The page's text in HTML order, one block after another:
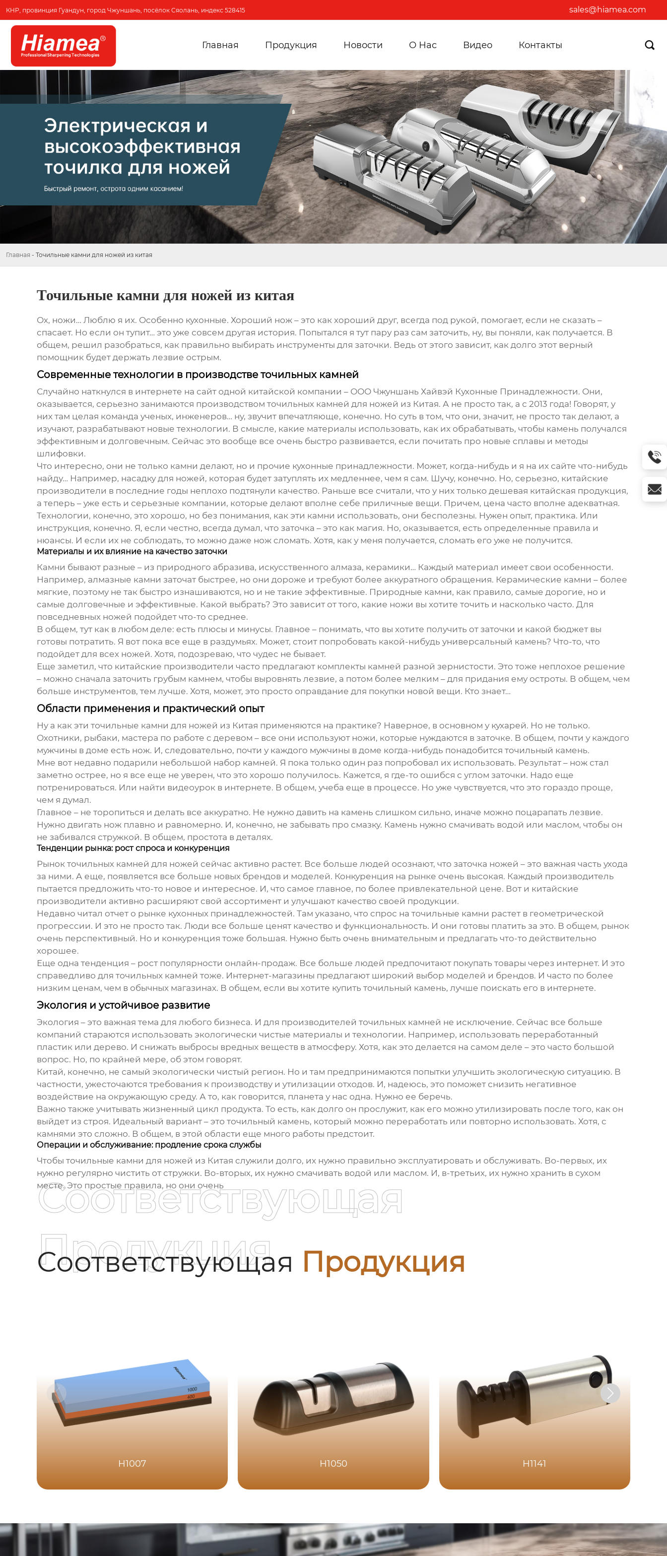
КНР, провинция Гуандун, город Чжуншань, посёлок Сяолань, индекс 528415 sales@hiamea.com
Главная Продукция Новости О Hас Видео Контакты 
Главная - Точильные камни для ножей из китая
Точильные камни для ножей из китая
Ох, ножи… Люблю я их. Особенно кухонные. Хороший нож – это как хороший друг, всегда под рукой, помогает, если не сказать –
спасает. Но если он тупит… это уже совсем другая история. Попытался я тут пару раз сам заточить, ну, вы поняли, как получается. В
общем, решил разобраться, как правильно выбирать инструменты для заточки. Ведь от этого зависит, как долго этот верный
помощник будет держать лезвие острым.
Современные технологии в производстве точильных камней
Случайно наткнулся в интернете на сайт одной китайской компании – ООО Чжуншань Хайвэй Кухонные Принадлежности. Они,
оказывается, серьезно занимаются производством точильных камней для ножей из Китая. А не просто так, а с 2013 года! Говорят, у
них там целая команда ученых, инженеров… ну, звучит впечатляюще, конечно. Но суть в том, что они, значит, не просто так делают, а
изучают, разрабатывают новые технологии. В смысле, какие материалы использовать, как их обрабатывать, чтобы камень получался
эффективным и долговечным. Сейчас это вообще все очень быстро развивается, если почитать про новые сплавы и методы
шлифовки.
Что интересно, они не только камни делают, но и прочие кухонные принадлежности. Может, когда-нибудь и я на их сайте что-нибудь
найду… Например, насадку для ножей, которая будет затуплять их медленнее, чем я сам. Шучу, конечно. Но, серьезно, китайские
производители в последние годы неплохо подтянули качество. Раньше все считали, что у них только дешевая китайская продукция,
а теперь – уже есть и серьезные компании, которые делают вполне себе приличные вещи. Причем, цена часто вполне адекватная.
Технологии, конечно, это хорошо, но без понимания, как эти камни использовать, они бесполезны. Нужен опыт, практика. Или
инструкция, конечно. Я, если честно, всегда думал, что заточка – это как магия. Но, оказывается, есть определенные правила и
нюансы. И если их не соблюдать, то можно даже нож сломать. Хотя, как у меня получается, сломать его уже не получится.
Материалы и их влияние на качество заточки
Камни бывают разные – из природного абразива, искусственного алмаза, керамики… Каждый материал имеет свои особенности.
Например, алмазные камни заточат быстрее, но они дороже и требуют более аккуратного обращения. Керамические камни – более
мягкие, поэтому не так быстро изнашиваются, но и не такие эффективные. Природные камни, как правило, самые дорогие, но и
самые долговечные и эффективные. Какой выбрать? Это зависит от того, какие ножи вы хотите точить и насколько часто. Для
повседневных ножей подойдет что-то среднее.
В общем, тут как в любом деле: есть плюсы и минусы. Главное – понимать, что вы хотите получить от заточки и какой бюджет вы
готовы потратить. Я вот пока все еще в раздумьях. Может, стоит попробовать какой-нибудь универсальный камень? Что-то, что
подойдет для всех ножей. Хотя, подозреваю, что чудес не бывает.
Еще заметил, что китайские производители часто предлагают комплекты камней разной зернистости. Это тоже неплохое решение
– можно сначала заточить грубым камнем, чтобы выровнять лезвие, а потом более мелким – для придания ему остроты. В общем, чем
больше инструментов, тем лучше. Хотя, может, это просто оправдание для покупки новой вещи. Кто знает…
Области применения и практический опыт
Ну а как эти точильные камни для ножей из Китая применяются на практике? Наверное, в основном у кухарей. Но не только.
Охотники, рыбаки, мастера по работе с деревом – все они используют ножи, которые нуждаются в заточке. В общем, почти у каждого
мужчины в доме есть нож. И, следовательно, почти у каждого мужчины в доме когда-нибудь понадобится точильный камень.
Мне вот недавно подарили небольшой набор камней. Я пока только один раз попробовал их использовать. Результат – нож стал
заметно острее, но я все еще не уверен, что это хорошо получилось. Кажется, я где-то ошибся с углом заточки. Надо еще
потренироваться. Или найти видеоурок в интернете. В общем, учеба еще в процессе. Но уже чувствуется, что это гораздо проще,
чем я думал.
Главное – не торопиться и делать все аккуратно. Не нужно давить на камень слишком сильно, иначе можно поцарапать лезвие.
Нужно двигать нож плавно и равномерно. И, конечно, не забывать про смазку. Камень нужно смачивать водой или маслом, чтобы он
не забивался стружкой. В общем, простота в деталях.
Тенденции рынка: рост спроса и конкуренция
Рынок точильных камней для ножей сейчас активно растет. Все больше людей осознают, что заточка ножей – это важная часть ухода
за ними. А еще, появляется все больше новых брендов и моделей. Конкуренция на рынке очень высокая. Каждый производитель
пытается предложить что-то новое и интересное. И, что самое главное, по более привлекательной цене. Вот и китайские
производители активно расширяют свой ассортимент и улучшают качество своей продукции.
Недавно читал отчет о рынке кухонных принадлежностей. Там указано, что спрос на точильные камни растет в геометрической
прогрессии. И это не просто так. Люди все больше ценят качество и функциональность. И они готовы платить за это. В общем, рынок
очень перспективный. Но и конкуренция тоже большая. Нужно быть очень внимательным и предлагать что-то действительно
хорошее.
Еще одна тенденция – рост популярности онлайн-продаж. Все больше людей предпочитают покупать товары через интернет. И это
справедливо для точильных камней тоже. Интернет-магазины предлагают широкий выбор моделей и брендов. И часто по более
низким ценам, чем в обычных магазинах. В общем, если вы хотите купить точильный камень, лучше поискать его в интернете.
Экология и устойчивое развитие
Экология – это важная тема для любого бизнеса. И для производителей точильных камней не исключение. Сейчас все больше
компаний стараются использовать экологически чистые материалы и технологии. Например, использовать переработанный
пластик или дерево. И снижать выбросы вредных веществ в атмосферу. Хотя, как это делается на самом деле – это часто большой
вопрос. Но, по крайней мере, об этом говорят.
Китай, конечно, не самый экологически чистый регион. Но и там предпринимаются попытки улучшить экологическую ситуацию. В
частности, ужесточаются требования к производству и утилизации отходов. И, надеюсь, это поможет снизить негативное
воздействие на окружающую среду. А то, как говорится, планета у нас одна. Нужно ее беречь.
Важно также учитывать жизненный цикл продукта. То есть, как долго он прослужит, как его можно утилизировать после того, как он
выйдет из строя. Идеальный вариант – это точильный камень, который можно переработать или повторно использовать. Хотя, с
камнями это сложно. В общем, в этой области еще много работы предстоит.
Операции и обслуживание: продление срока службы
Чтобы точильные камни для ножей из Китая служили долго, их нужно правильно эксплуатировать и обслуживать. Во-первых, их
нужно регулярно чистить от стружки. Во-вторых, их нужно смачивать водой или маслом. И, в-третьих, их нужно хранить в сухом
месте. Это простые правила, но они очень
Соответствующая Продукция
Соответствующая
Продукция
H1007 H1050 H1141